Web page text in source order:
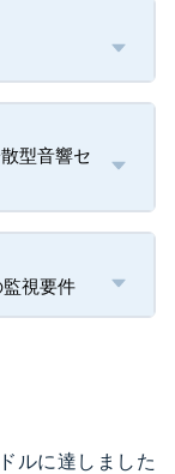
型音響セ
視要件
ルに達しました